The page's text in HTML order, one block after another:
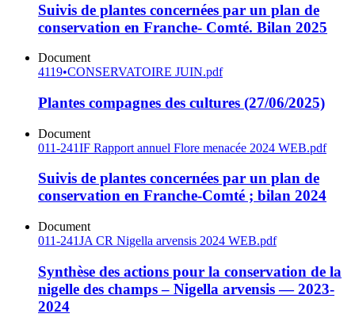
Suivis de plantes concernées par un plan de
conservation en Franche- Comté. Bilan 2025
Document
4119•CONSERVATOIRE JUIN.pdf
Plantes compagnes des cultures (27/06/2025)
Document
011-241IF Rapport annuel Flore menacée 2024 WEB.pdf
Suivis de plantes concernées par un plan de
conservation en Franche-Comté ; bilan 2024
Document
011-241JA CR Nigella arvensis 2024 WEB.pdf
Synthèse des actions pour la conservation de la
nigelle des champs – Nigella arvensis — 2023-
2024